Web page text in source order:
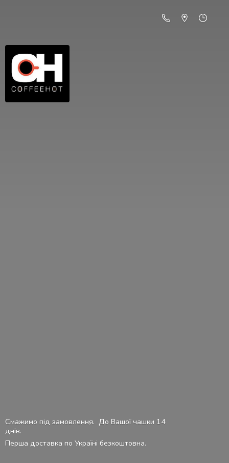
Смажимо під замовлення. До Вашої чашки 14
днів.
Перша доставка по Україні безкоштовна.